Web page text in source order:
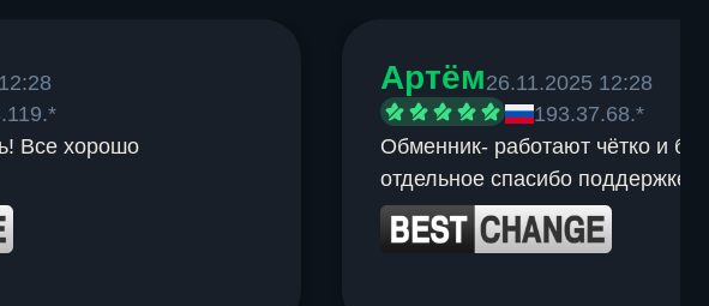
Все хорошо
Артём26.11.2025 12:28
193.37.68.*
Обменник- работают чётко и
отдельное спасибо поддержке.